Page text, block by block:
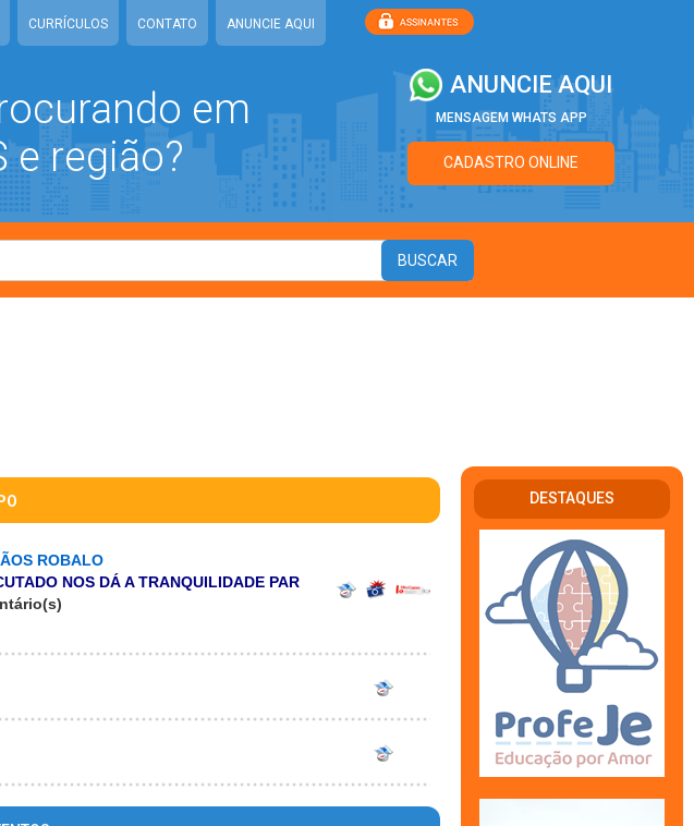
CURRÍCULOS CONTATO ANUNCIE AQUI
em
e região?
ANUNCIE AQUI
MENSAGEM WHATS APP
CADASTRO ONLINE
ROBALO
NOS DÁ A TRANQUILIDADE PAR
DESTAQUES